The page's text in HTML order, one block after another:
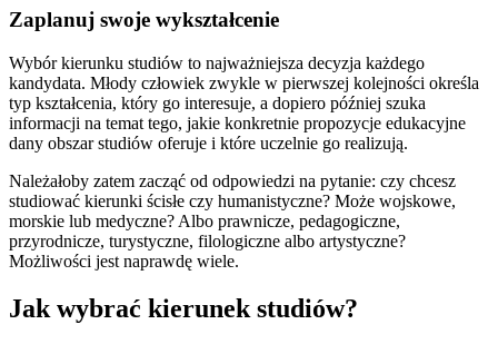
Zaplanuj swoje wykształcenie
Wybór kierunku studiów to najważniejsza decyzja każdego
kandydata. Młody człowiek zwykle w pierwszej kolejności określa
typ kształcenia, który go interesuje, a dopiero później szuka
informacji na temat tego, jakie konkretnie propozycje edukacyjne
dany obszar studiów oferuje i które uczelnie go realizują.
Należałoby zatem zacząć od odpowiedzi na pytanie: czy chcesz
studiować kierunki ścisłe czy humanistyczne? Może wojskowe,
morskie lub medyczne? Albo prawnicze, pedagogiczne,
przyrodnicze, turystyczne, filologiczne albo artystyczne?
Możliwości jest naprawdę wiele.
Jak wybrać kierunek studiów?